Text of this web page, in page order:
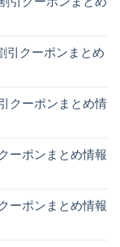
引クーポンまとめ
クーポンまとめ情
ーポンまとめ情報
ーポンまとめ情報